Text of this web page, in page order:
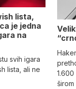
lista,
je jedna
na
svih igara
lista, ali ne